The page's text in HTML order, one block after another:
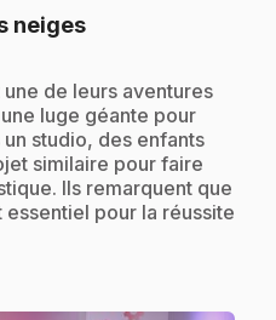
neiges.
de leurs aventures
luge géante pour
studio, des enfants
similaire pour faire
Ils remarquent que
pour la réussite